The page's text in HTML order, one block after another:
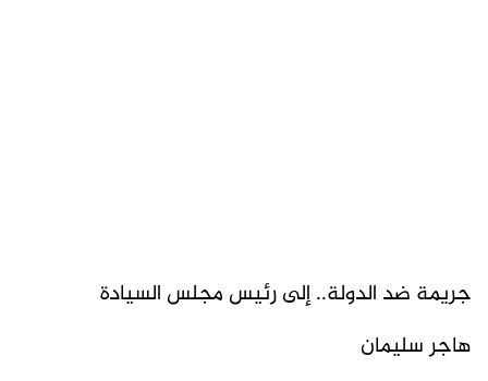
جريمة ضد الدولة.. إلى رئيس مجلس السيادة
هاجر سليمان